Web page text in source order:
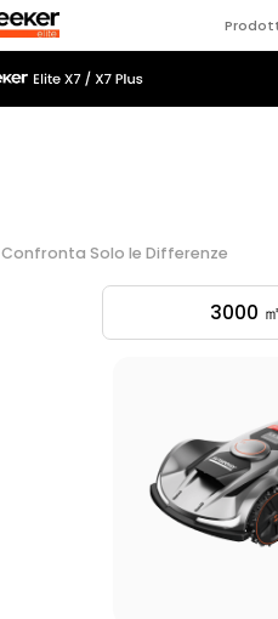
Confronta Solo le Differenze
3000 ㎡